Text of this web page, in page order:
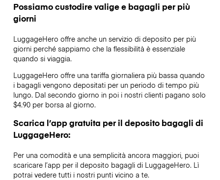
Possiamo custodire valige e bagagli per più
giorni
LuggageHero offre anche un servizio di deposito per più
giorni perché sappiamo che la flessibilità è essenziale
quando si viaggia.
LuggageHero offre una tariffa giornaliera più bassa quando
i bagagli vengono depositati per un periodo di tempo più
lungo. Dal secondo giorno in poi i nostri clienti pagano solo
$4.90 per borsa al giorno.
Scarica l’app gratuita per il deposito bagagli di
LuggageHero:
Per una comodità e una semplicità ancora maggiori, puoi
scaricare l’app per il deposito bagagli di LuggageHero. Lì
potrai vedere tutti i nostri punti vicino a te.